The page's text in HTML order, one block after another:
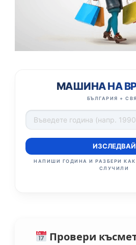
МАШИНА НА
БЪЛГАРИЯ +
ИЗСЛЕДВАЙ
НАПИШИ ГОДИНА И РАЗБЕРИ
СЛУЧИЛИ
Провери